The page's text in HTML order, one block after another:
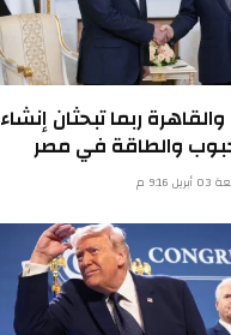
ربما تبحثان إنشاء
والطاقة في مصر
9:16 م